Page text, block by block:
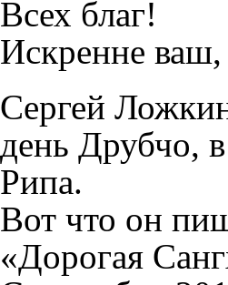
Всех благ!
Искренне
Сергей
день Друбчо,
Рипа.
Вот что он
«Дорогая